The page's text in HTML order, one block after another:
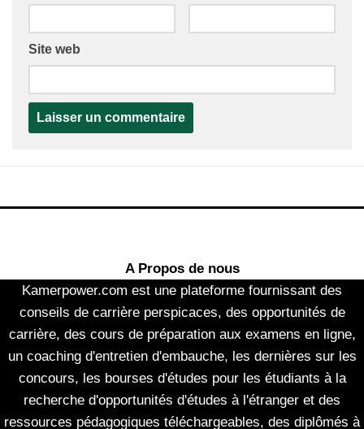
Site web
A Propos de nous
Kamerpower.com est une plateforme fournissant des
conseils de carrière perspicaces, des opportunités de
carrière, des cours de préparation aux examens en ligne,
un coaching d'entretien d'embauche, les dernières sur les
concours, les bourses d'études pour les étudiants à la
recherche d'opportunités d'études à l'étranger et des
ressources pédagogiques téléchargeables, des diplômés à